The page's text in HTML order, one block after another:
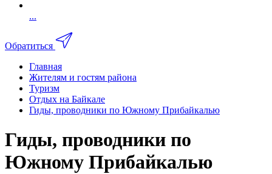
...
Обратиться
Главная
Жителям и гостям района
Туризм
Отдых на Байкале
Гиды, проводники по Южному Прибайкалью
Гиды, проводники по
Южному Прибайкалью